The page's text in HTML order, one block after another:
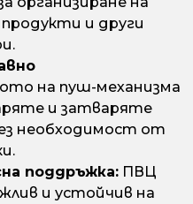
и други
на пуш-механизма
и затваряте
необходимост от
поддръжка: ПВЦ
и устойчив на